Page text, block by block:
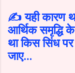
✍️ यही कारण
आर्थिक समृद्धि
था किस सिंध
जाए...